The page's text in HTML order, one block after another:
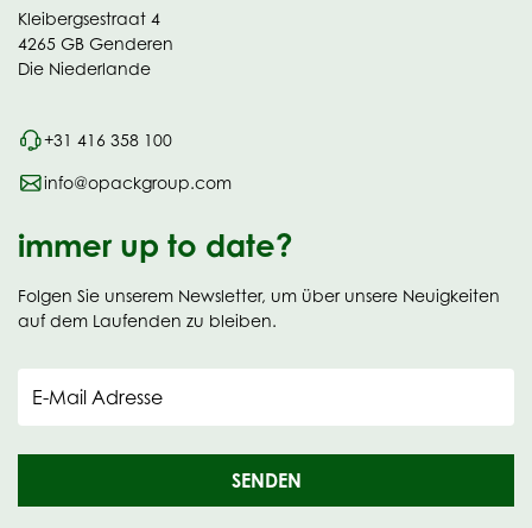
Kleibergsestraat 4
4265 GB Genderen
Die Niederlande
+31 416 358 100
info@opackgroup.com
immer up to date?
Folgen Sie unserem Newsletter, um über unsere Neuigkeiten
auf dem Laufenden zu bleiben.
E-Mail Adresse
SENDEN